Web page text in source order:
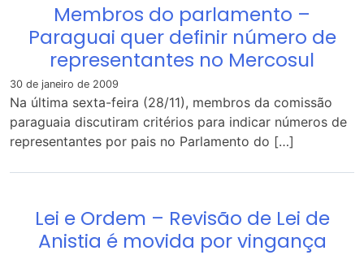
Membros do parlamento –
Paraguai quer definir número de
representantes no Mercosul
30 de janeiro de 2009
Na última sexta-feira (28/11), membros da comissão
paraguaia discutiram critérios para indicar números de
representantes por pais no Parlamento do […]
Lei e Ordem – Revisão de Lei de
Anistia é movida por vingança